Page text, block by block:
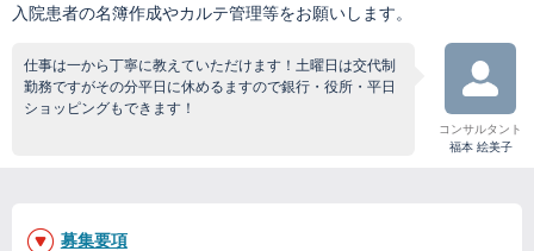
入院患者の名簿作成やカルテ管理等をお願いします。
仕事は一から丁寧に教えていただけます！土曜日は交代制
勤務ですがその分平日に休めるますので銀行・役所・平日
ショッピングもできます！
コンサルタント
福本 絵美子
募集要項